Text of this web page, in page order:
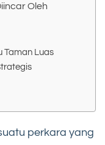
Oleh
Taman Luas
perkara yang